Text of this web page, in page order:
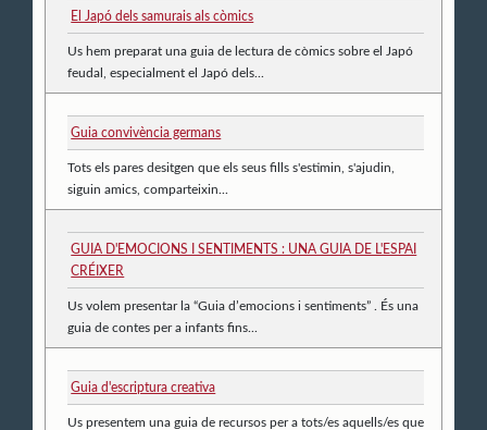
El Japó dels samurais als còmics
Us hem preparat una guia de lectura de còmics sobre el Japó
feudal, especialment el Japó dels...
Guia convivència germans
Tots els pares desitgen que els seus fills s'estimin, s'ajudin,
siguin amics, comparteixin...
GUIA D'EMOCIONS I SENTIMENTS : UNA GUIA DE L'ESPAI
CRÉIXER
Us volem presentar la “Guia d’emocions i sentiments” . És una
guia de contes per a infants fins...
Guia d'escriptura creativa
Us presentem una guia de recursos per a tots/es aquells/es que